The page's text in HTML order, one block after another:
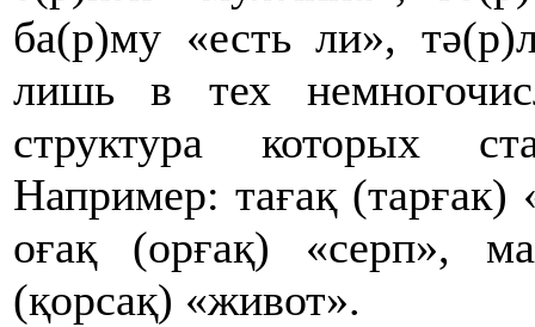
ба(р)му «есть ли»,
лишь в тех
структура которых
Например: тағақ (тарғак)
оғақ (орғақ) «серп»,
(қорсақ) «живот».